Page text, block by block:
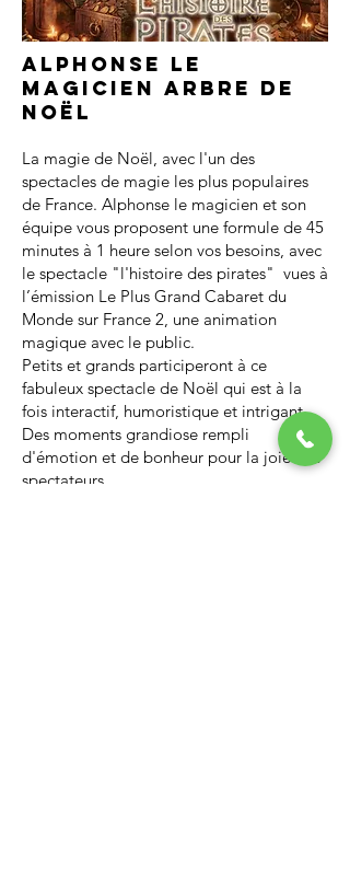
Alphonse le
magicien arbre de
noël
La magie de Noël, avec l'un des
spectacles de magie les plus populaires
de France. Alphonse le magicien et son
équipe vous proposent une formule de 45
minutes à 1 heure selon vos besoins, avec
le spectacle "l'histoire des pirates" vues à
l’émission Le Plus Grand Cabaret du
Monde sur France 2, une animation
magique avec le public.
Petits et grands participeront à ce
fabuleux spectacle de Noël qui est à la
fois interactif, humoristique et intrigant.
Des moments grandiose rempli
d'émotion et de bonheur pour la joie des
spectateurs.